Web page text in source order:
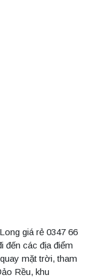
giá rẻ 0347 66
đến các địa điểm
mặt trời, tham
Rều, khu